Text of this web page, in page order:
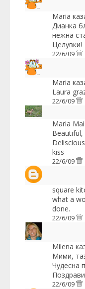
Maria
Дианка
нежна
Целувки!
22/6/09
Maria
Laura
22/6/09
Maria
Beautiful,
kiss
22/6/09
square
what a
done.
22/6/09
Milena
Мими,
Чудесна
22/6/09